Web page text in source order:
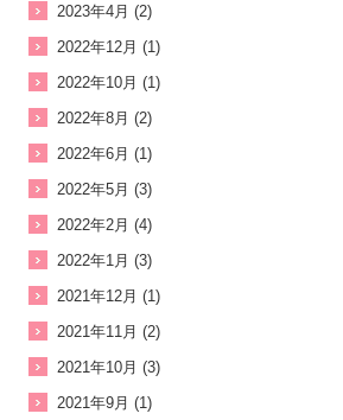
2023年4月 (2)
2022年12月 (1)
2022年10月 (1)
2022年8月 (2)
2022年6月 (1)
2022年5月 (3)
2022年2月 (4)
2022年1月 (3)
2021年12月 (1)
2021年11月 (2)
2021年10月 (3)
2021年9月 (1)